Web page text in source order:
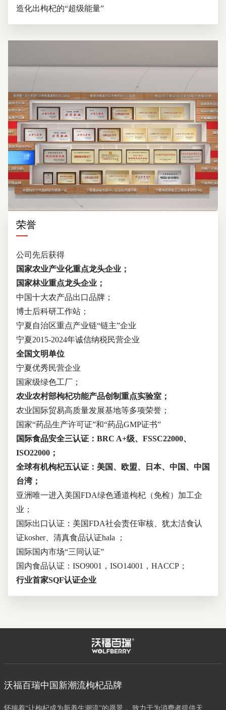
造化出枸杞的“超级能量”
荣誉
公司先后获得
国家农业产业化重点龙头企业；
国家林业重点龙头企业 ；
中国十大农产品出口品牌；
博士后科研工作站；
宁夏自治区重点产业链“链主”企业
宁夏2015-2024年诚信纳税民营企业
全国文明单位
宁夏优秀民营企业
国家级绿色工厂
；
农业农村部枸杞功能产品创制重点实验室 ；
农业国际贸易高质量发展基地等多项荣誉；
国家“药品生产许可证”和“药品GMP证书”
国际食品安全三认证：BRC A+级、FSSC22000、
ISO22000；
全球有机枸杞五认证：美国、欧盟、日本、中国、中国
台湾；
亚洲唯一进入美国FDA绿色通道枸杞（免检）加工企
业；
国际出口认证：美国FDA社会责任审核、犹太洁食认
证kosher、清真食品认证hala ；
国际国内市场“三同认证”
国内食品认证：ISO9001，ISO14001，HACCP；
行业首家SQF认证企业
沃福百瑞中国新潮流枸杞品牌